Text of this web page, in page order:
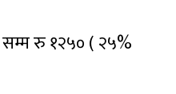
रु १२५० ( २५%